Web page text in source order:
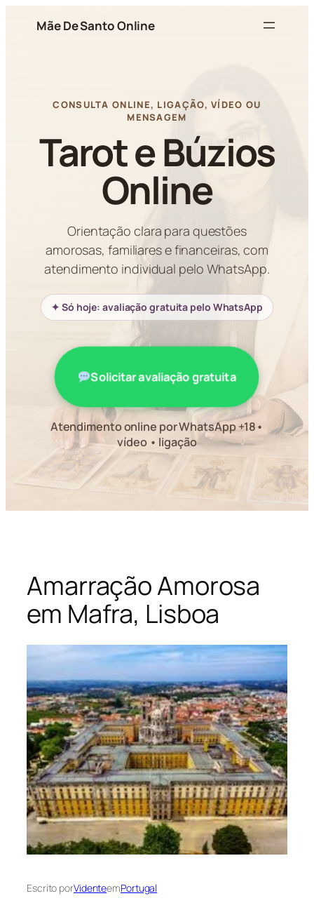
Mãe De Santo Online
CONSULTA ONLINE, LIGAÇÃO, VÍDEO OU
MENSAGEM
Tarot e Búzios
Online
Orientação clara para questões
amorosas, familiares e financeiras, com
atendimento individual pelo WhatsApp.
✦ Só hoje: avaliação gratuita pelo WhatsApp
Solicitar avaliação gratuita
Atendimento online por WhatsApp +18•
vídeo • ligação
Amarração Amorosa
em Mafra, Lisboa
Escrito porVidenteemPortugal